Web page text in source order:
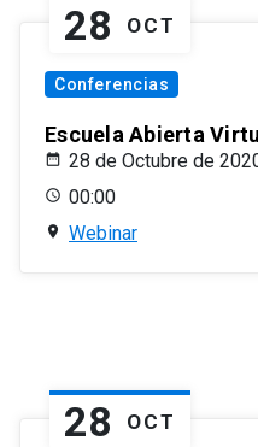
28 OCT
Conferencias
Escuela Abierta
28 de Octubre de
00:00
Webinar
28 OCT